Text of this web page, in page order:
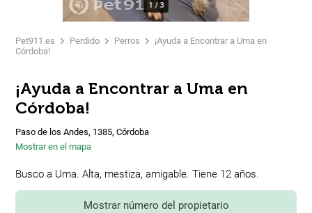
1 /3
Pet911.es Perdido Perros
¡Ayuda a Encontrar a Uma en
Córdoba!
¡Ayuda a Encontrar a Uma en
Córdoba!
Paso de los Andes, 1385, Córdoba
Mostrar en el mapa
Busco a Uma. Alta, mestiza, amigable. Tiene 12 años.
Mostrar número del propietario